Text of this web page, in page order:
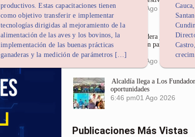
productivos. Estas capacitaciones tienen
como objetivo transferir e implementar
tecnologías dirigidas al mejoramiento de la
alimentación de las aves y los bovinos, la
implementación de las buenas prácticas
ganaderas y la medición de parámetros […]
3:23 pm
05 Ago 2026
Corpamag lidera jornada
sensibilización para prevenir
Santa Marta
01 Ago 2026
Alcaldía llega a Los
oportunidades
6:46 pm01 Ago 2026
Publicaciones Más Vistas